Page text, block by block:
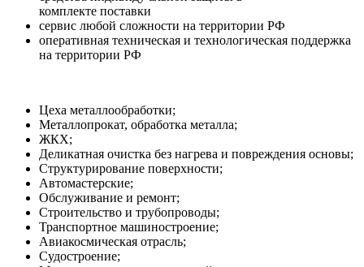
комплекте поставки
сервис любой сложности на территории РФ
оперативная техническая и технологическая поддержка
на территории РФ
Цеха металлообработки;
Металлопрокат, обработка металла;
ЖКХ;
Деликатная очистка без нагрева и повреждения основы;
Структурирование поверхности;
Автомастерские;
Обслуживание и ремонт;
Строительство и трубопроводы;
Транспортное машиностроение;
Авиакосмическая отрасль;
Судостроение;